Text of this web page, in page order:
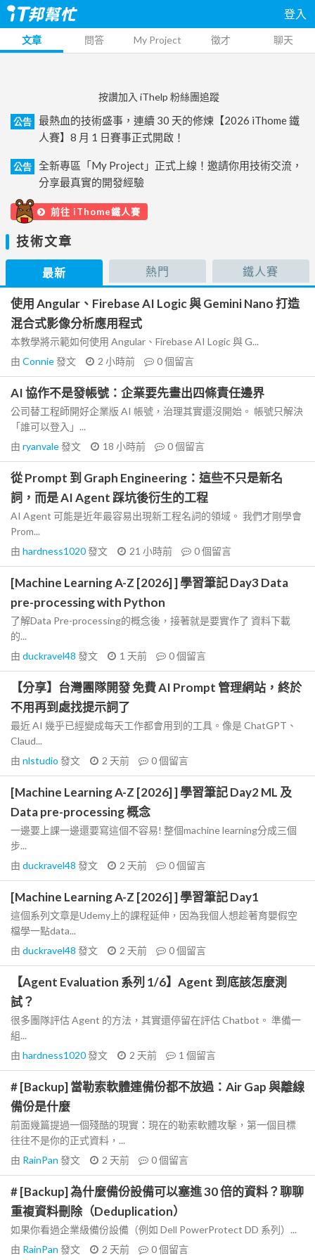
登入
文章 問答 My Project 徵才 聊天
按讚加入 iThelp 粉絲團追蹤
公告
最熱血的技術盛事，連續 30 天的修煉【2026 iThome 鐵
人賽】8 月 1 日賽事正式開啟！
公告
全新專區「My Project」正式上線！邀請你用技術交流，
分享最真實的開發經驗
前往 iThome鐵人賽
技術文章
最新 熱門 鐵人賽
使用 Angular、Firebase AI Logic 與 Gemini Nano 打造
混合式影像分析應用程式
本教學將示範如何使用 Angular、Firebase AI Logic 與 G...
由 Connie發文 2 小時前 0個留言
AI 協作不是發帳號：企業要先畫出四條責任邊界
公司替工程師開好企業版 AI 帳號，治理其實還沒開始。 帳號只解決
「誰可以登入」...
由 ryanvale發文 18 小時前 0個留言
從 Prompt 到 Graph Engineering：這些不只是新名
詞，而是 AI Agent 踩坑後衍生的工程
AI Agent 可能是近年最容易出現新工程名詞的領域。 我們才剛學會
Prom...
由 hardness1020發文 21 小時前 0個留言
[Machine Learning A-Z [2026] ] 學習筆記 Day3 Data
pre-processing with Python
了解Data Pre-processing的概念後，接著就是要實作了 資料下載
的...
由 duckravel48 發文 1 天前 0個留言
【分享】台灣團隊開發 免費 AI Prompt 管理網站，終於
不用再到處找提示詞了
最近 AI 幾乎已經變成每天工作都會用到的工具。像是 ChatGPT、
Claud...
由 nlstudio 發文 2 天前 0個留言
[Machine Learning A-Z [2026] ] 學習筆記 Day2 ML 及
Data pre-processing 概念
一邊要上課一邊還要寫這個不容易! 整個machine learning分成三個
步...
由 duckravel48 發文 2 天前 0個留言
[Machine Learning A-Z [2026] ] 學習筆記 Day1
這個系列文章是Udemy上的課程延伸，因為我個人想趁著育嬰假空
檔學一點data...
由 duckravel48 發文 2 天前 0個留言
【Agent Evaluation 系列 1/6】Agent 到底該怎麼測
試？
很多團隊評估 Agent 的方法，其實還停留在評估 Chatbot。 準備一
組...
由 hardness1020發文 2 天前 1 個留言
# [Backup] 當勒索軟體連備份都不放過：Air Gap 與離線
備份是什麼
前面幾篇提過一個殘酷的現實：現在的勒索軟體攻擊，第一個目標
往往不是你的正式資料，...
由 RainPan 發文 2 天前 0個留言
# [Backup] 為什麼備份設備可以塞進 30 倍的資料？聊聊
重複資料刪除（Deduplication）
如果你看過企業級備份設備（例如 Dell PowerProtect DD 系列）...
由 RainPan 發文 2 天前 0個留言